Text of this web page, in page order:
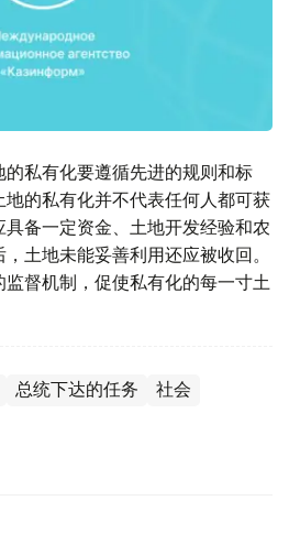
私有化要遵循先进的规则和标
的私有化并不代表任何人都可获
备一定资金、土地开发经验和农
土地未能妥善利用还应被收回。
督机制，促使私有化的每一寸土
总统下达的任务 社会